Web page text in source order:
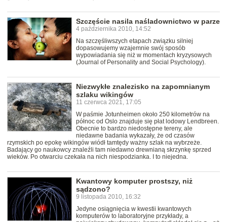
Szczęście nasila naśladownictwo w parze
4 października 2010, 14:52
Na szczęśliwszych etapach związku silniej
dopasowujemy wzajemnie swój sposób
wypowiadania się niż w momentach kryzysowych
(Journal of Personality and Social Psychology).
Niezwykłe znalezisko na zapomnianym
szlaku wikingów
11 czerwca 2021, 17:05
W paśmie Jotunheimen około 250 kilometrów na
północ od Oslo znajduje się płat lodowy Lendbreen.
Obecnie to bardzo niedostępne tereny, ale
niedawne badania wykazały, że od czasów
rzymskich po epokę wikingów wiódł tamtędy ważny szlak na wybrzeże.
Badający go naukowcy znaleźli tam niedawno drewnianą skrzynkę sprzed
wieków. Po otwarciu czekała na nich niespodzianka. I to niejedna.
Kwantowy komputer prostszy, niż
sądzono?
9 listopada 2010, 16:32
Jedyne osiągnięcia w kwestii kwantowych
komputerów to laboratoryjne przykłady, a